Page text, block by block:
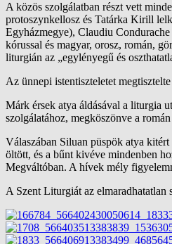
A közös szolgálatban részt vett
protoszynkellosz és Tatárka Kirill
Egyházmegye), Claudiu
kórussal és magyar, orosz, román,
liturgián az „egylényegű és
Az ünnepi istentiszteletet
Márk érsek atya áldásával a liturgia
szolgálatához, megköszönve a
Válaszában Siluan püspök atya
öltött, és a bűnt kivéve mindenben
Megváltóban. A hívek mély
A Szent Liturgiát az elmaradhatatlan